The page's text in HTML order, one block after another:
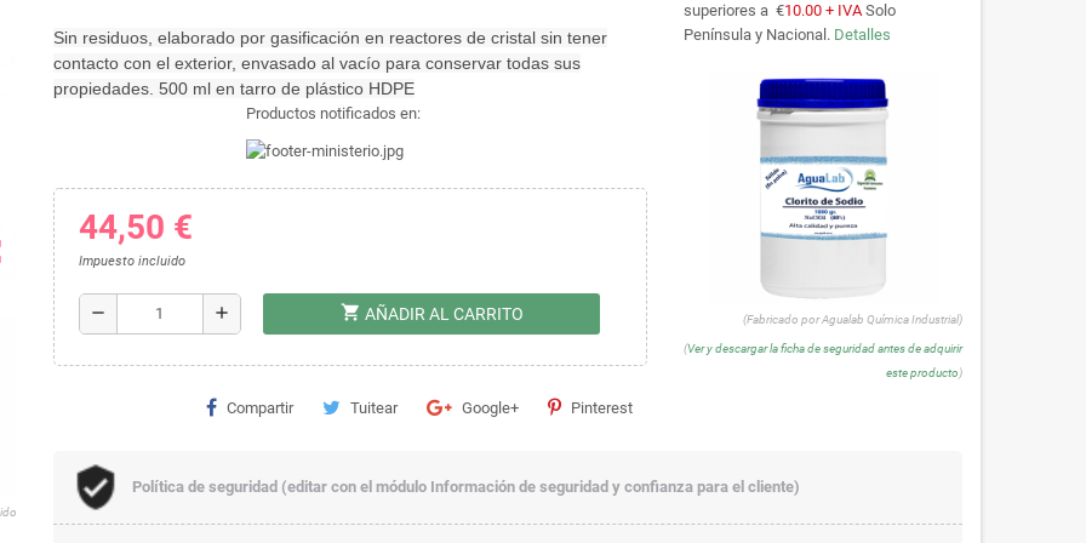
Sin residuos, elaborado por gasificación en reactores de cristal sin tener
contacto con el exterior, envasado al vacío para conservar todas sus
propiedades. 500 ml en tarro de plástico HDPE
Productos notificados en:
44,50 €
Impuesto incluido
remove add shopping_cart AÑADIR AL CARRITO
Compartir Tuitear Google+ Pinterest
superiores a €10.00 + IVASolo
Península y Nacional. Detalles
(Fabricado por Agualab Química Industrial)
(Ver y descargar la ficha de seguridad antes de adquirir
este producto)
Política de seguridad (editar con el módulo Información de seguridad y confianza para el cliente)